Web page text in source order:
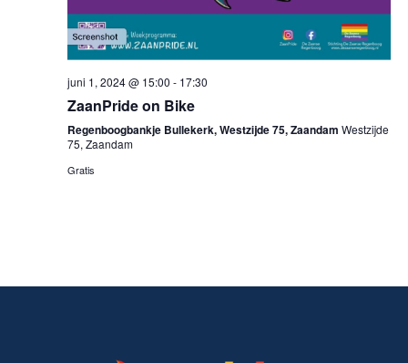
juni 1, 2024 @ 15:00 - 17:30
ZaanPride on Bike
Regenboogbankje Bullekerk, Westzijde 75, Zaandam Westzijde
75, Zaandam
Gratis